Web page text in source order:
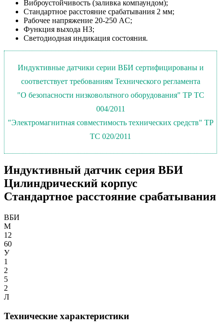
Виброустойчивость (заливка компаундом);
Стандартное расстояние срабатывания 2 мм;
Рабочее напряжение 20-250 AC;
Функция выхода НЗ;
Светодиодная индикация состояния.
Индуктивные датчики серии ВБИ сертифицированы и
соответствует требованиям Технического регламента
"О безопасности низковольтного оборудования" ТР ТС
004/2011
"Электромагнитная совместимость технических средств" ТР
ТС 020/2011
Индуктивный датчик серия ВБИ
Цилиндрический корпус
Стандартное расстояние срабатывания
ВБИ
М
12
60
У
1
2
5
2
Л
Технические характеристики